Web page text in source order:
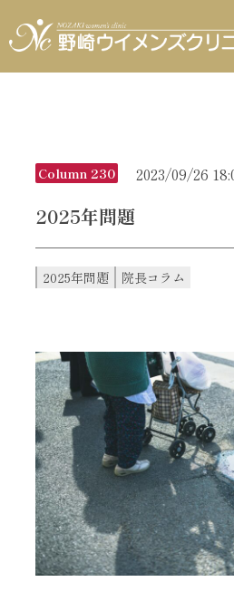
Column 230 2023/09/26
2025年問題
2025年問題 院長コラム